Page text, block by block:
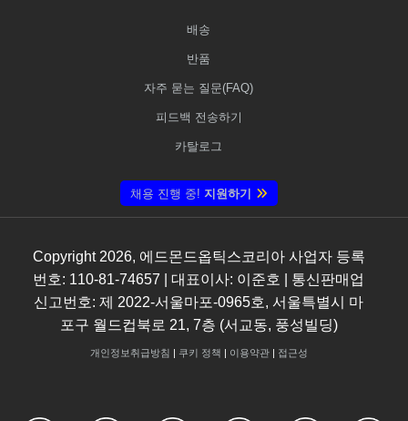
배송
반품
자주 묻는 질문(FAQ)
피드백 전송하기
카탈로그
채용 진행 중! 지원하기
Copyright 2026, 에드몬드옵틱스코리아 사업자 등록
번호: 110-81-74657 | 대표이사: 이준호 | 통신판매업
신고번호: 제 2022-서울마포-0965호, 서울특별시 마
포구 월드컵북로 21, 7층 (서교동, 풍성빌딩)
개인정보취급방침 쿠키 정책 이용약관| 접근성